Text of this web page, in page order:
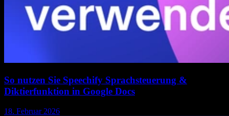
So nutzen Sie Speechify Sprachsteuerung &
Diktierfunktion in Google Docs
18. Februar 2026